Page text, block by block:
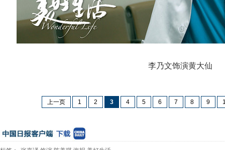
李乃文饰演黄大仙
上一页 1 2 3 4 5 6 7 8 9